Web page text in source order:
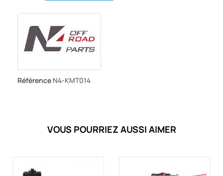
Référence N4-KMT014
VOUS POURRIEZ AUSSI AIMER